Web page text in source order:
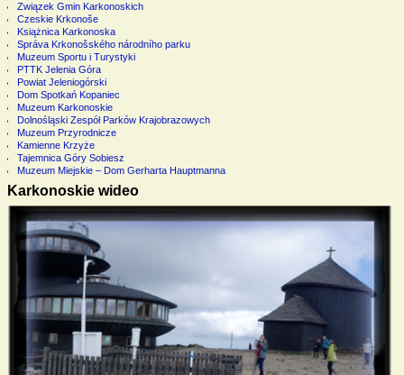
Związek Gmin Karkonoskich
Czeskie Krkonoše
Książnica Karkonoska
Správa Krkonošského národního parku
Muzeum Sportu i Turystyki
PTTK Jelenia Góra
Powiat Jeleniogórski
Dom Spotkań Kopaniec
Muzeum Karkonoskie
Dolnośląski Zespół Parków Krajobrazowych
Muzeum Przyrodnicze
Kamienne Krzyże
Tajemnica Góry Sobiesz
Muzeum Miejskie – Dom Gerharta Hauptmanna
Karkonoskie wideo